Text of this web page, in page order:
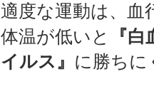
適度な運動は、血
体温が低いと
『白
イルス』 に勝ちに